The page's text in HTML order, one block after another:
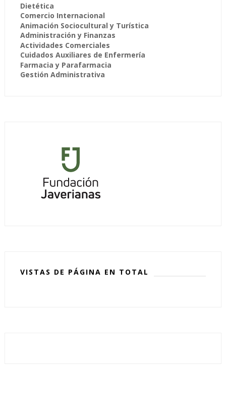
Dietética
Comercio Internacional
Animación Sociocultural y Turística
Administración y Finanzas
Actividades Comerciales
Cuidados Auxiliares de Enfermería
Farmacia y Parafarmacia
Gestión Administrativa
VISTAS DE PÁGINA EN TOTAL